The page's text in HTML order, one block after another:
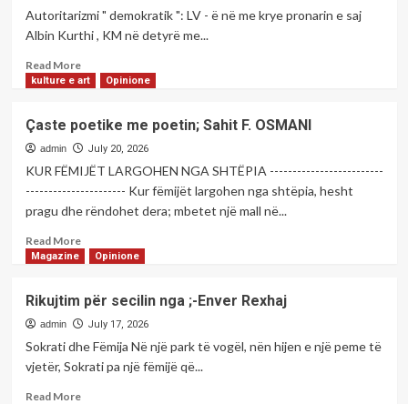
analist
politik.
Elida
Autoritarizmi " demokratik ": LV - ë në me krye pronarin e saj
Albin Kurthi , KM në detyrë me...
Read MoreRead
more
DREJT
THEQAFJES
!
/Shkruan;-
Sh.
–
kulture e art Opinione
Çaste poetike me poetin; Sahit F. OSMANI
admin July 20, 2026
KUR FËMIJËT LARGOHEN NGA SHTËPIA -------------------------
---------------------- Kur fëmijët largohen nga shtëpia, hesht
pragu dhe rëndohet dera; mbetet një mall në...
Read MoreRead
more
poetike
me
poetin;
Sahit
OSMANI
Magazine Opinione
Rikujtim për secilin nga ;-Enver Rexhaj
admin July 17, 2026
Sokrati dhe Fëmija Në një park të vogël, nën hijen e një peme të
vjetër, Sokrati pa një fëmijë që...
Read MoreRead